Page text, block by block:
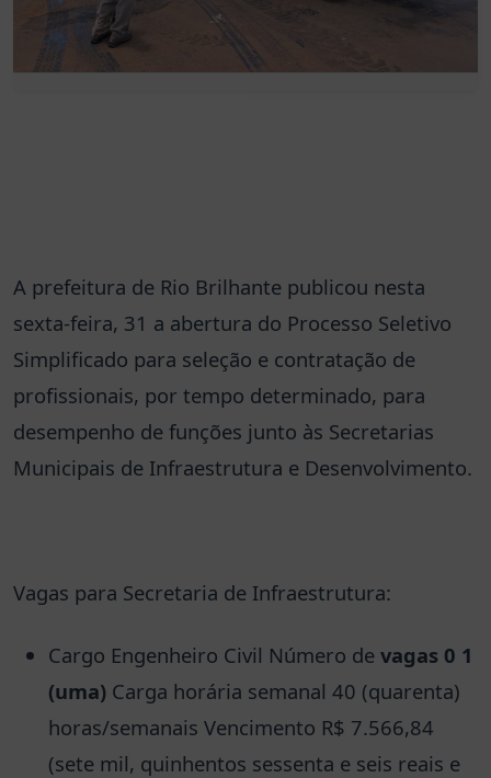
A prefeitura de Rio Brilhante publicou nesta
sexta-feira, 31 a abertura do Processo Seletivo
Simplificado para seleção e contratação de
profissionais, por tempo determinado, para
desempenho de funções junto às Secretarias
Municipais de Infraestrutura e Desenvolvimento.
Vagas para Secretaria de Infraestrutura:
Cargo Engenheiro Civil Número de vagas 0 1
(uma) Carga horária semanal 40 (quarenta)
horas/semanais Vencimento R$ 7.566,84
(sete mil, quinhentos sessenta e seis reais e